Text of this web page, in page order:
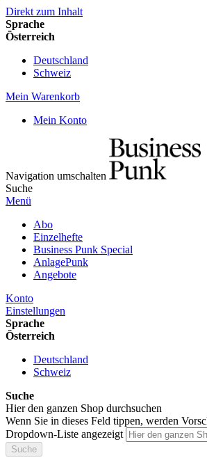
Direkt zum Inhalt
Sprache
Österreich
Deutschland
Schweiz
Mein Warenkorb
Mein Konto
Navigation umschalten
Suche
Menü
Abo
Einzelhefte
Business Punk Special
AnlagePunk
Angebote
Konto
Einstellungen
Sprache
Österreich
Deutschland
Schweiz
Suche
Hier den ganzen Shop durchsuchen
Wenn Sie in dieses Feld tippen, werden
Dropdown-Liste angezeigt
Suche